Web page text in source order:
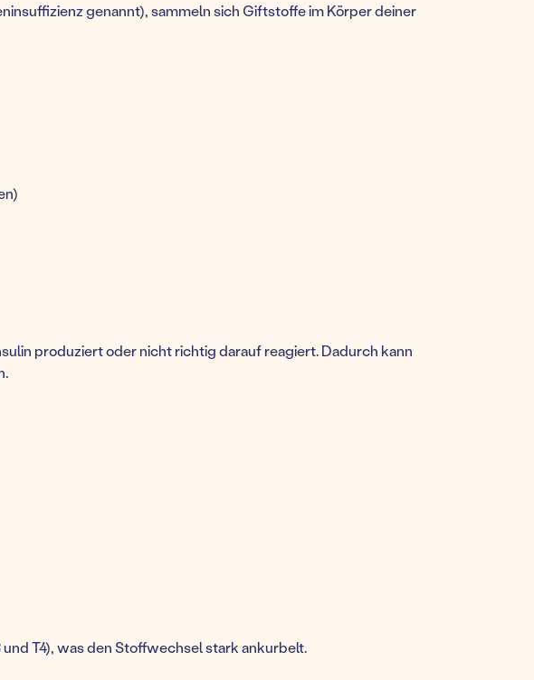
genannt), sammeln sich Giftstoffe im Körper deiner
produziert oder nicht richtig darauf reagiert. Dadurch kann
T4), was den Stoffwechsel stark ankurbelt.